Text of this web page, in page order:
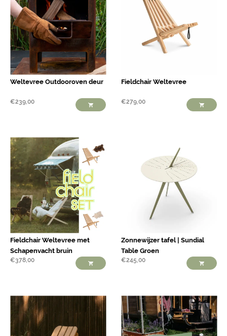
Weltevree Outdooroven deur
€239,00
Fieldchair Weltevree
€279,00
Fieldchair Weltevree met
Schapenvacht bruin
€378,00
Zonnewijzer tafel | Sundial
Table Groen
€245,00